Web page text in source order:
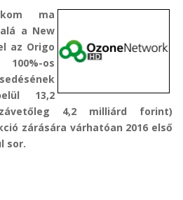
ma
a New
az Origo
os
13,2
4,2 milliárd forint)
zárására várhatóan 2016 első
sor.